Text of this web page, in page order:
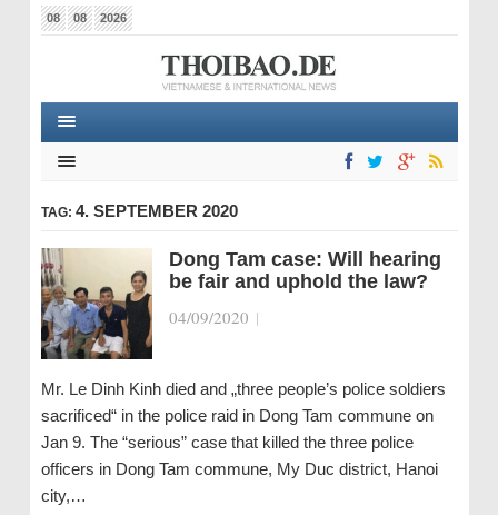
08 08 2026
TAG: 4. SEPTEMBER 2020
Dong Tam case: Will hearing
be fair and uphold the law?
04/09/2020 |
Mr. Le Dinh Kinh died and „three people’s police soldiers
sacrificed“ in the police raid in Dong Tam commune on
Jan 9. The “serious” case that killed the three police
officers in Dong Tam commune, My Duc district, Hanoi
city,…